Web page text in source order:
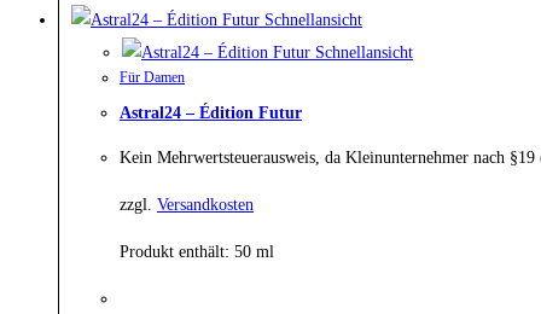
Schnellansicht
Schnellansicht
Für Damen
Astral24 – Édition Futur
Kein Mehrwertsteuerausweis, da Kleinunternehmer nach
zzgl. Versandkosten
Produkt enthält: 50 ml